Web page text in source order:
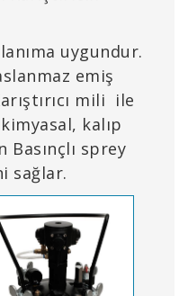
uygundur.
emiş
mili ile
kalıp
Basınçlı sprey
sağlar.